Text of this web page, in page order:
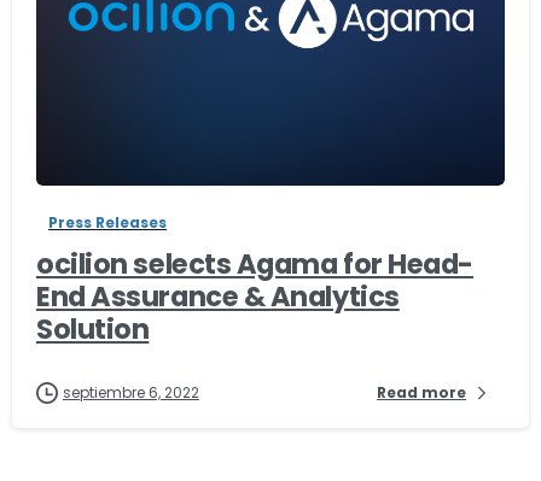
Press Releases
ocilion selects Agama for Head-
End Assurance & Analytics
Solution
septiembre 6, 2022 Read more